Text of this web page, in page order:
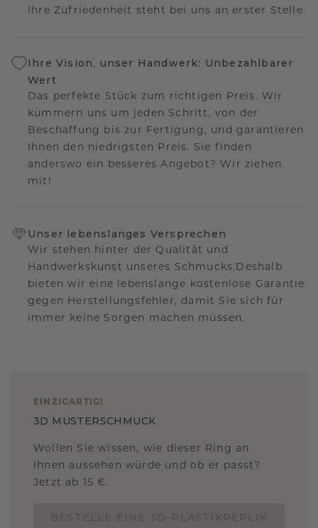
Ihre Zufriedenheit steht bei uns an erster Stelle.
Ihre Vision, unser Handwerk: Unbezahlbarer
Wert
Das perfekte Stück zum richtigen Preis. Wir
kümmern uns um jeden Schritt, von der
Beschaffung bis zur Fertigung, und garantieren
Ihnen den niedrigsten Preis. Sie finden
anderswo ein besseres Angebot? Wir ziehen
mit!
Unser lebenslanges Versprechen
Wir stehen hinter der Qualität und
Handwerkskunst unseres Schmucks.Deshalb
bieten wir eine lebenslange kostenlose Garantie
gegen Herstellungsfehler, damit Sie sich für
immer keine Sorgen machen müssen.
EINZIGARTIG !
3D MUSTERSCHMUCK
Wollen Sie wissen, wie dieser Ring an
Ihnen aussehen würde und ob er passt?
Jetzt ab 15 €.